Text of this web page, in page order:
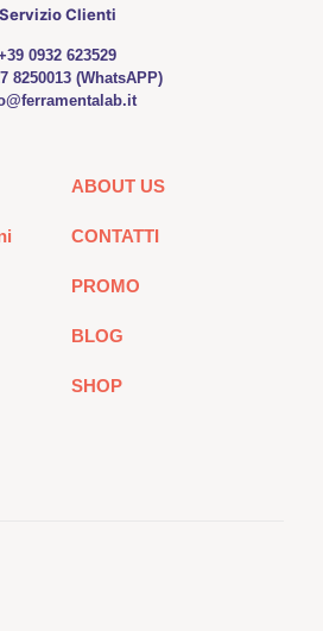
Servizio Clienti
0932 623529
8250013 (WhatsAPP)
ABOUT US
CONTATTI
PROMO
BLOG
SHOP